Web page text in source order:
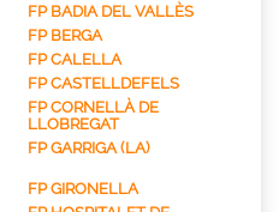
FP BADIA DEL VALLÈS
FP BERGA
FP CALELLA
FP CASTELLDEFELS
FP CORNELLÀ DE
LLOBREGAT
FP GARRIGA (LA)
FP GIRONELLA